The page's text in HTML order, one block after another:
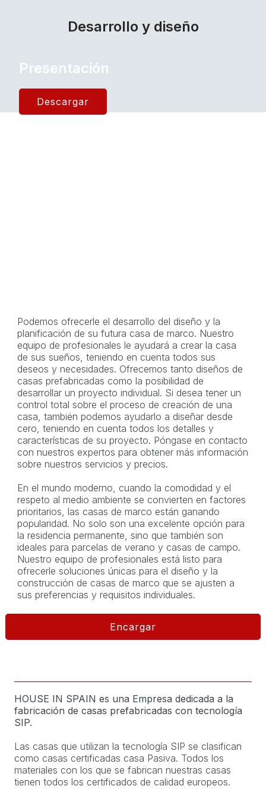
Desarrollo y diseño
Presentación
Descargar
Podemos ofrecerle el desarrollo del diseño y la
planificación de su futura casa de marco. Nuestro
equipo de profesionales le ayudará a crear la casa
de sus sueños, teniendo en cuenta todos sus
deseos y necesidades. Ofrecemos tanto diseños de
casas prefabricadas como la posibilidad de
desarrollar un proyecto individual. Si desea tener un
control total sobre el proceso de creación de una
casa, también podemos ayudarlo a diseñar desde
cero, teniendo en cuenta todos los detalles y
características de su proyecto. Póngase en contacto
con nuestros expertos para obtener más información
sobre nuestros servicios y precios.
En el mundo moderno, cuando la comodidad y el
respeto al medio ambiente se convierten en factores
prioritarios, las casas de marco están ganando
popularidad. No solo son una excelente opción para
la residencia permanente, sino que también son
ideales para parcelas de verano y casas de campo.
Nuestro equipo de profesionales está listo para
ofrecerle soluciones únicas para el diseño y la
construcción de casas de marco que se ajusten a
sus preferencias y requisitos individuales.
Encargar
HOUSE IN SPAIN es una Empresa dedicada a la
fabricación de casas prefabricadas con tecnología
SIP.
Las casas que utilizan la tecnología SIP se clasifican
como casas certificadas casa Pasiva. Todos los
materiales con los que se fabrican nuestras casas
tienen todos los certificados de calidad europeos.